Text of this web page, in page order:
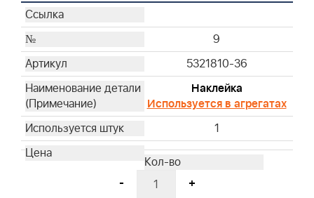
9
5321810-36
Наклейка
Используется в агрегатах
1
- +